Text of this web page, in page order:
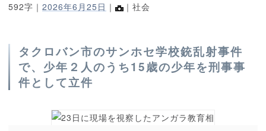
592字｜ 2026年6月25日 ｜ ｜社会
タクロバン市のサンホセ学校銃乱射事件
で、少年２人のうち15歳の少年を刑事事
件として立件